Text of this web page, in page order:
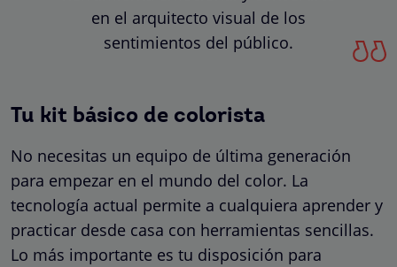
en el arquitecto visual de los
sentimientos del público.
Tu kit básico de colorista
No necesitas un equipo de última generación
para empezar en el mundo del color. La
tecnología actual permite a cualquiera aprender y
practicar desde casa con herramientas sencillas.
Lo más importante es tu disposición para